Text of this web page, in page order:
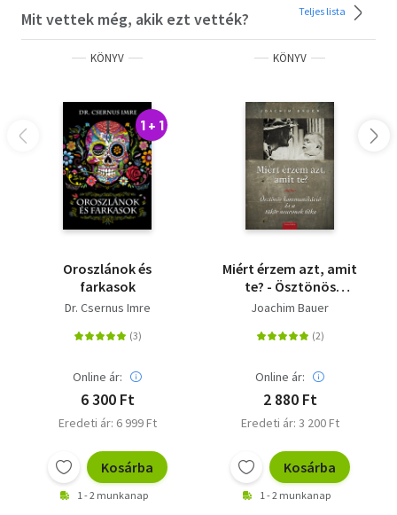
Mit vettek még, akik ezt vették? Teljes lista
KÖNYV
1 + 1
Oroszlánok és
farkasok
Dr. Csernus Imre
Online ár:
6 300 Ft
Eredeti ár: 6 999 Ft
Kosárba
1 - 2 munkanap
KÖNYV
Miért érzem azt, amit
te? - Ösztönös
kommunikáció és a
Joachim Bauer
Online ár:
2 880 Ft
Eredeti ár: 3 200 Ft
Kosárba
1 - 2 munkanap